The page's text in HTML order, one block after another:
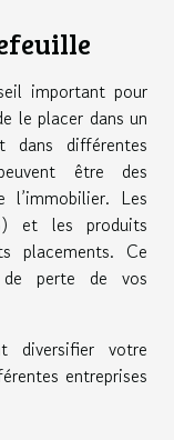
important pour
le placer dans un
dans différentes
être des
Les
et les produits
placements. Ce
perte de vos
diversifier votre
entreprises